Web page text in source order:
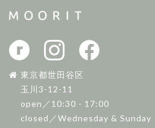
東京都世田谷区
玉川3-12-11
open／10:30 - 17:00
closed／Wednesday & Sunday